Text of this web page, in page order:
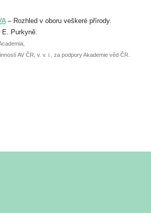
přednášky nebo
– Rozhled v oboru veškeré přírody.
E. Purkyně.
AV ČR, v. v. i., za podpory Akademie věd ČR.